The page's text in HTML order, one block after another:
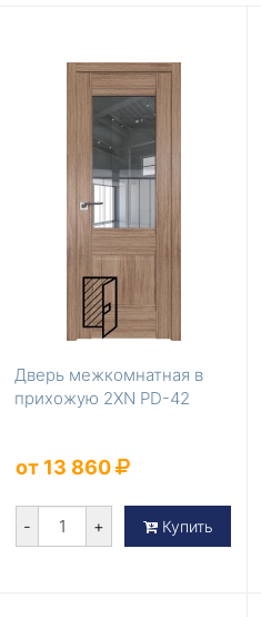
Дверь межкомнатная в
прихожую 2XN PD-42
от 13 860
- + Купить